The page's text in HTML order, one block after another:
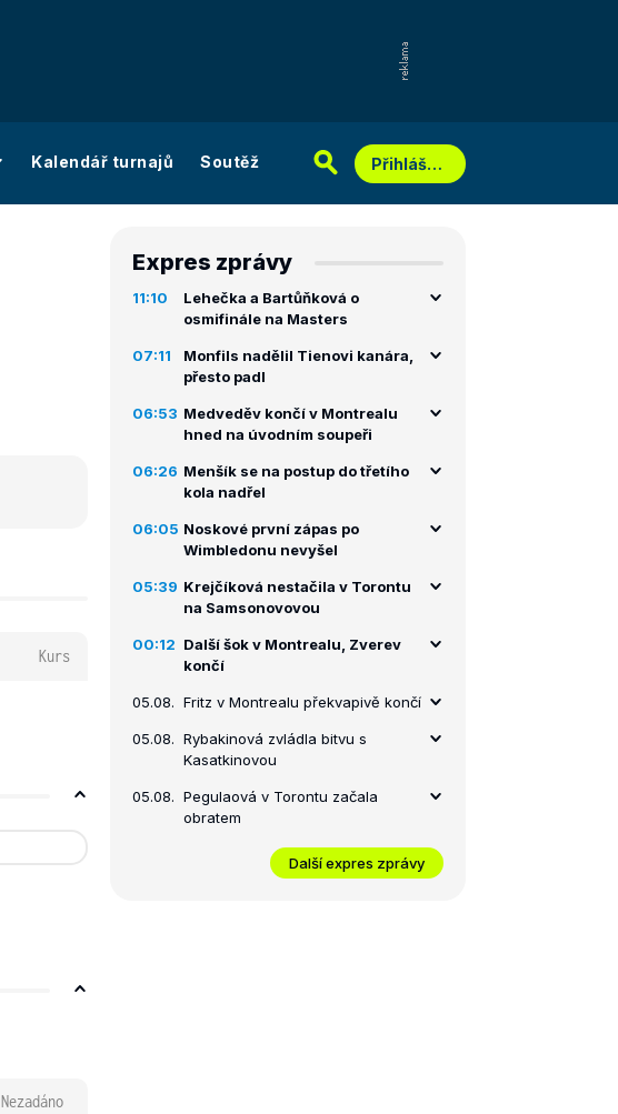
Kalendář turnajů Soutěž Přihlášení
Kurs
Nezadáno
Expres zprávy
11:10
Lehečka a Bartůňková o
osmifinále na Masters
07:11
Monfils nadělil Tienovi kanára,
přesto padl
06:53 Medveděv končí v Montrealu
hned na úvodním soupeři
06:26 Menšík se na postup do třetího
kola nadřel
06:05 Noskové první zápas po
Wimbledonu nevyšel
05:39 Krejčíková nestačila v Torontu
na Samsonovovou
00:12 Další šok v Montrealu, Zverev
končí
05.08. Fritz v Montrealu překvapivě končí
05.08. Rybakinová zvládla bitvu s
Kasatkinovou
05.08. Pegulaová v Torontu začala
obratem
Další expres zprávy